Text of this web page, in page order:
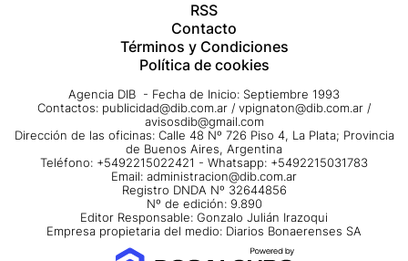
RSS
Contacto
Términos y Condiciones
Política de cookies
Agencia DIB - Fecha de Inicio: Septiembre 1993
Contactos: publicidad@dib.com.ar / vpignaton@dib.com.ar /
avisosdib@gmail.com
Dirección de las oficinas: Calle 48 Nº 726 Piso 4, La Plata; Provincia
de Buenos Aires, Argentina
Teléfono: +5492215022421 - Whatsapp: +5492215031783
Email: administracion@dib.com.ar
Registro DNDA Nº 32644856
Nº de edición: 9.890
Editor Responsable: Gonzalo Julián Irazoqui
Empresa propietaria del medio: Diarios Bonaerenses SA